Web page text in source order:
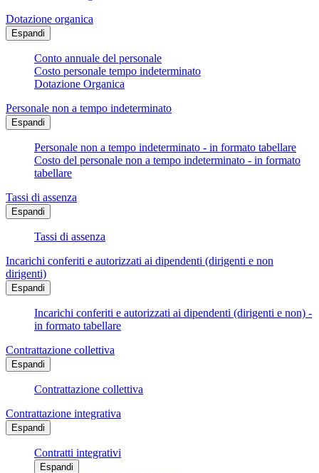
Dotazione organica
Espandi
Conto annuale del personale
Costo personale tempo indeterminato
Dotazione Organica
Personale non a tempo indeterminato
Espandi
Personale non a tempo indeterminato - in formato tabellare
Costo del personale non a tempo indeterminato - in formato
tabellare
Tassi di assenza
Espandi
Tassi di assenza
Incarichi conferiti e autorizzati ai dipendenti (dirigenti e non
dirigenti)
Espandi
Incarichi conferiti e autorizzati ai dipendenti (dirigenti e non) -
in formato tabellare
Contrattazione collettiva
Espandi
Contrattazione collettiva
Contrattazione integrativa
Espandi
Contratti integrativi
Espandi